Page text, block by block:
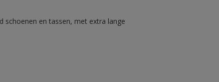
schoenen en tassen, met extra lange